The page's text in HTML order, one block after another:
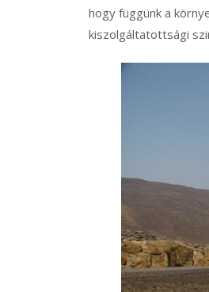
hogy függünk a
kiszolgáltatottsági